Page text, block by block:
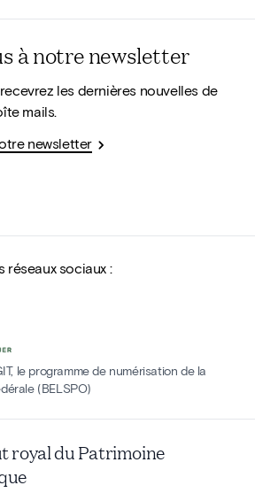
à notre newsletter
les dernières nouvelles de
mails.
newsletter
réseaux sociaux :
le programme de numérisation de la
(BELSPO)
royal du Patrimoine